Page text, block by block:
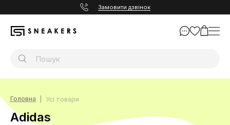
Замовити дзвінок
Головна Усі товари
Adidas